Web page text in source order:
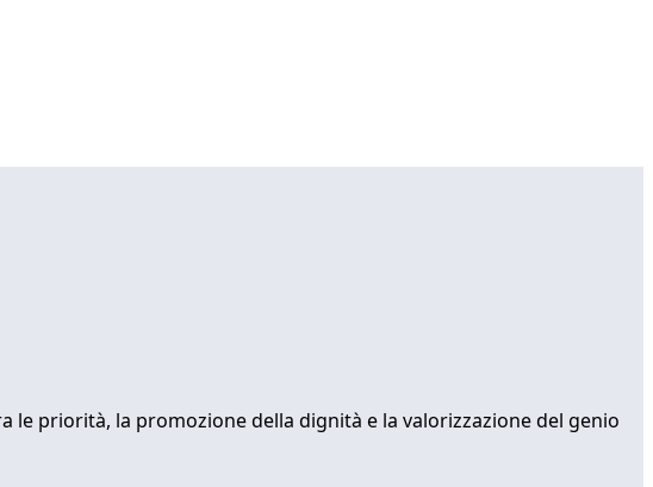
le priorità, la promozione della dignità e la valorizzazione del genio